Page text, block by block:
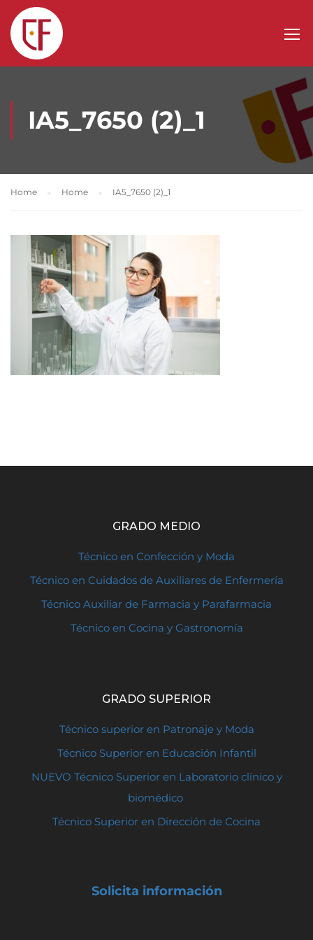
IA5_7650 (2)_1
Home Home IA5_7650 (2)_1
GRADO MEDIO
Técnico en Confección y Moda
Técnico en Cuidados de Auxiliares de Enfermería
Técnico Auxiliar de Farmacia y Parafarmacia
Técnico en Cocina y Gastronomía
GRADO SUPERIOR
Técnico superior en Patronaje y Moda
Técnico Superior en Educación Infantil
NUEVO Técnico Superior en Laboratorio clínico y
biomédico
Técnico Superior en Dirección de Cocina
Solicita información